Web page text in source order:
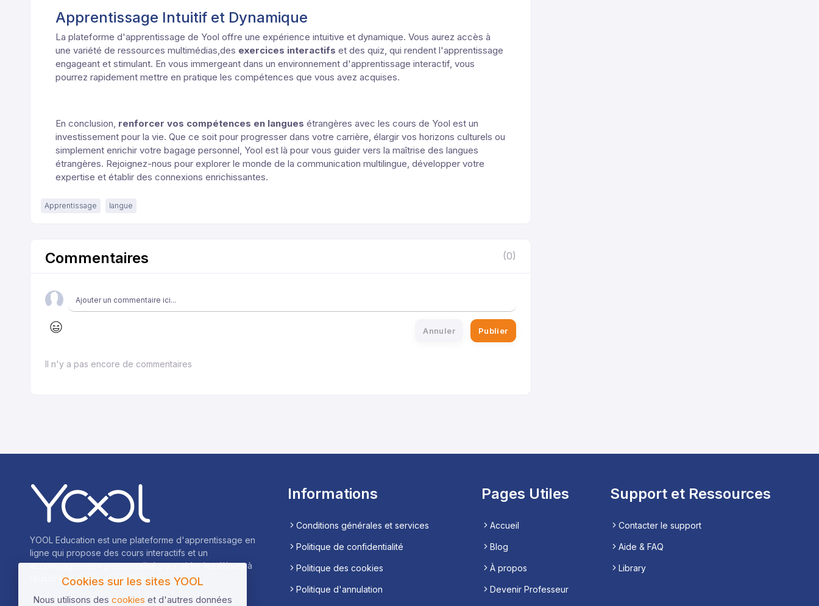
Apprentissage Intuitif et Dynamique
La plateforme d'apprentissage de Yool offre une expérience intuitive et dynamique. Vous aurez accès à
une variété de ressources multimédias,des exercices interactifs et des quiz, qui rendent l'apprentissage
engageant et stimulant. En vous immergeant dans un environnement d'apprentissage interactif, vous
pourrez rapidement mettre en pratique les compétences que vous avez acquises.
En conclusion, renforcer vos compétences en langues étrangères avec les cours de Yool est un
investissement pour la vie. Que ce soit pour progresser dans votre carrière, élargir vos horizons culturels ou
simplement enrichir votre bagage personnel, Yool est là pour vous guider vers la maîtrise des langues
étrangères. Rejoignez-nous pour explorer le monde de la communication multilingue, développer votre
expertise et établir des connexions enrichissantes.
Apprentissage langue
Commentaires (0)
Annuler Publier
Il n'y a pas encore de commentaires
YOOL Education est une plateforme d'apprentissage en
ligne qui propose des cours interactifs et un
accompagnement personnalisé pour aider les élèves à
réussir leur parcours scolaire.
Informations
Conditions générales et services
Politique de confidentialité
Politique des cookies
Politique d'annulation
Pages Utiles
Accueil
Blog
À propos
Devenir Professeur
Support et Ressources
Contacter le support
Aide & FAQ
Library
Cookies sur les sites YOOL
Nous utilisons des cookies et d'autres données